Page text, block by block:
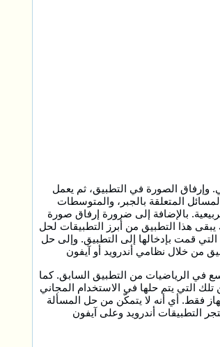
وإرفاق الصورة في التطبيق، ثم يعمل
المتعلقة بالجبر، والمتوسطات
بالإضافة إلى ضرورة إرفاق صورة
هذا التطبيق من أبرز التطبيقات لحل
قمت بإدخالها إلى التطبيق. وإلى حل
من خلال نظامي أندرويد أو آيفون
في الرياضيات من التطبيق السابق. كما
التي يتم حلها في الاستخدام المجاني
فقط. أي أنه لا يتمكّن من حل المسألة
التطبيقات أندرويد وعلى آيفون